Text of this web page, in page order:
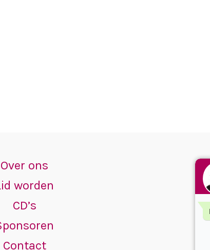
Over ons
worden
CD’s
Contact